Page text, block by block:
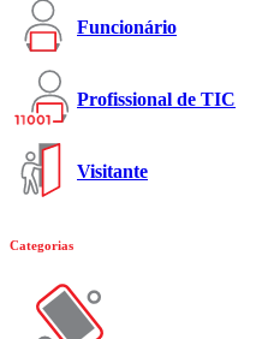
Funcionário
Profissional de TIC
Visitante
Categorias